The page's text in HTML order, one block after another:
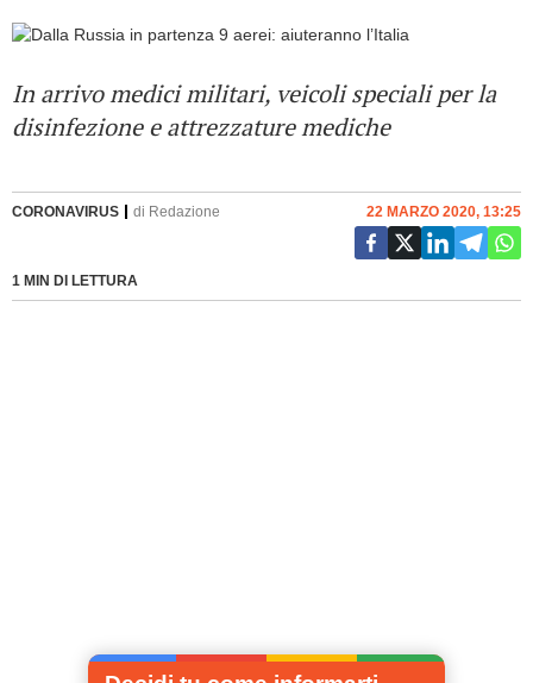
In arrivo medici militari, veicoli speciali per la
disinfezione e attrezzature mediche
CORONAVIRUS di Redazione
1 MIN DI LETTURA
22 MARZO 2020, 13:25